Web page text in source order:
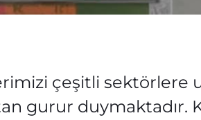
çeşitli sektörlere
gurur duymaktadır.